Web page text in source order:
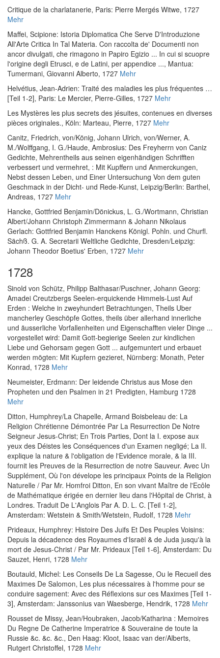
Critique de la charlatanerie, Paris: Pierre Mergés Witwe, 1727
Mehr
Maffei, Scipione: Istoria Diplomatica Che Serve D'Introduzione
All'Arte Critica In Tal Materia. Con raccolta de' Documenti non
ancor divulgati, che rimagono in Papiro Egizio ... In cui si scuopre
l'origine degli Etrusci, e de Latini, per appendice ..., Mantua:
Tumermani, Giovanni Alberto, 1727 Mehr
Helvétius, Jean-Adrien: Traité des maladies les plus fréquentes …
[Teil 1-2], Paris: Le Mercier, Pierre-Gilles, 1727 Mehr
Les Mystères les plus secrets des jésuites, contenues en diverses
pièces originales., Köln: Marteau, Pierre, 1727 Mehr
Canitz, Friedrich, von/König, Johann Ulrich, von/Werner, A.
M./Wolffgang, I. G./Haude, Ambrosius: Des Freyherrn von Caniz
Gedichte, Mehrentheils aus seinen eigenhändigen Schrifften
verbessert und vermehret, : Mit Kupffern und Anmerckungen,
Nebst dessen Leben, und Einer Untersuchung Von dem guten
Geschmack in der Dicht- und Rede-Kunst, Leipzig/Berlin: Barthel,
Andreas, 1727 Mehr
Hancke, Gottfried Benjamin/Dönickus, L. G./Wortmann, Christian
Albert/Johann Christoph Zimmermann & Johann Nikolaus
Gerlach: Gottfried Benjamin Hanckens Königl. Pohln. und Churfl.
Sächß. G. A. Secretarii Weltliche Gedichte, Dresden/Leipzig:
Johann Theodor Boetius' Erben, 1727 Mehr
1728
Sinold von Schütz, Philipp Balthasar/Puschner, Johann Georg:
Amadei Creutzbergs Seelen-erquickende Himmels-Lust Auf
Erden : Welche in zweyhundert Betrachtungen, Theils Uber
mancherley Geschöpfe Gottes, theils über allerhand innerliche
und äusserliche Vorfallenheiten und Eigenschafften vieler Dinge ...
vorgestellet wird: Damit Gott-begierige Seelen zur kindlichen
Liebe und Gehorsam gegen Gott ... aufgemuntert und erbauet
werden mögten: Mit Kupfern gezieret, Nürnberg: Monath, Peter
Konrad, 1728 Mehr
Neumeister, Erdmann: Der leidende Christus aus Mose den
Propheten und den Psalmen in 21 Predigten, Hamburg 1728
Mehr
Ditton, Humphrey/La Chapelle, Armand Boisbeleau de: La
Religion Chrétienne Démontrée Par La Resurrection De Notre
Seigneur Jesus-Christ; En Trois Parties, Dont la I. expose aux
yeux des Déistes les Conséquences d'un Examen negligé; La II.
explique la nature & l'obligation de l'Evidence morale, & la III.
fournit les Preuves de la Resurrection de notre Sauveur. Avec Un
Supplément, Où l'on dévelope les principaux Points de la Religion
Naturelle / Par Mr. Homfroi Ditton, En son vivant Maître de l'Ecôle
de Mathématique érigée en dernier lieu dans l'Hôpital de Christ, à
Londres. Traduit De L'Anglois Par A. D. L. C. [Teil 1-2],
Amsterdam: Wetstein & Smith/Wetstein, Rudolf, 1728 Mehr
Prideaux, Humphrey: Histoire Des Juifs Et Des Peuples Voisins:
Depuis la décadence des Royaumes d'Israël & de Juda jusqu'à la
mort de Jesus-Christ / Par Mr. Prideaux [Teil 1-6], Amsterdam: Du
Sauzet, Henri, 1728 Mehr
Boutauld, Michel: Les Conseils De La Sagesse, Ou le Recueil des
Maximes De Salomon, Les plus nécessaires à l'homme pour se
conduire sagement: Avec des Réflexions sur ces Maximes [Teil 1-
3], Amsterdam: Janssonius van Waesberge, Hendrik, 1728 Mehr
Rousset de Missy, Jean/Houbraken, Jacob/Katharina : Memoires
Du Regne De Catherine Imperatrice & Souveraine de toute la
Russie &c. &c. &c., Den Haag: Kloot, Isaac van der/Alberts,
Rutgert Christoffel, 1728 Mehr